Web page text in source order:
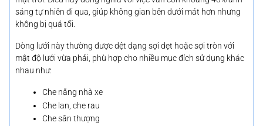
sáng tự nhiên đi qua, giúp không gian bên dưới mát hơn nhưng
không bị quá tối.
Dòng lưới này thường được dệt dạng sợi dẹt hoặc sợi tròn với
mật độ lưới vừa phải, phù hợp cho nhiều mục đích sử dụng khác
nhau như:
Che nắng nhà xe
Che lan, che rau
Che sân thượng